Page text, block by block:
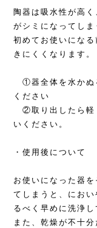
陶器は吸水性が高
がシミになってしま
初めてお使いにな
きにくくなります。
①器全体を水かぬ
ください
②取り出したら軽
いください。
・使用後について
お使いになった器
てしまうと、にお
るべく早めに洗浄し
また、乾燥が不十